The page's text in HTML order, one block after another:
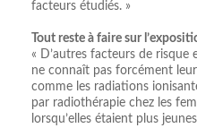
facteurs étudiés. »
Tout reste à faire sur
« D’autres facteurs de
ne connaît pas forcément
comme les radiations
par radiothérapie chez les
lorsqu’elles étaient plus